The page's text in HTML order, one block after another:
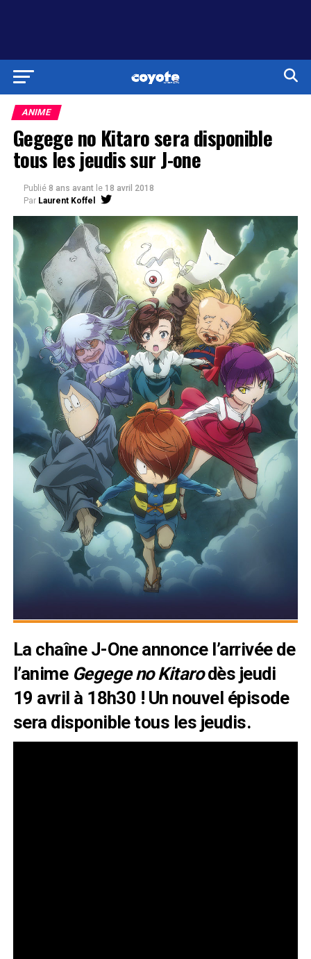
ANIME
Gegege no Kitaro sera disponible
tous les jeudis sur J-one
Publié 8 ans avant le 18 avril 2018
Par Laurent Koffel
La chaîne J-One annonce l’arrivée de
l’anime Gegege no Kitarodès jeudi
19 avril à 18h30 ! Un nouvel épisode
sera disponible tous les jeudis.